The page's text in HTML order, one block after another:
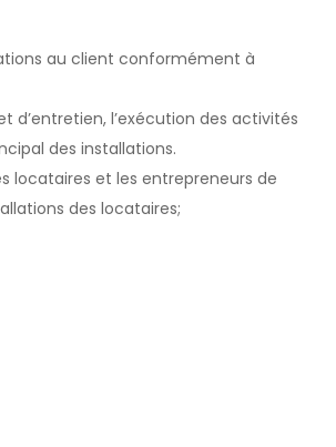
au client conformément à
d’entretien, l’exécution des activités
des installations.
locataires et les entrepreneurs de
des locataires;